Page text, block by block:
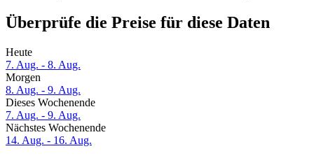
Überprüfe die Preise für diese Daten
Heute
7. Aug. - 8. Aug.
Morgen
8. Aug. - 9. Aug.
Dieses Wochenende
7. Aug. - 9. Aug.
Nächstes Wochenende
14. Aug. - 16. Aug.